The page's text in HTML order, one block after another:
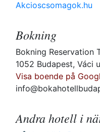
Akcioscsomagok.hu
Bokning
Bokning Reservation
1052 Budapest, Váci
Visa boende på
Andra hotell i